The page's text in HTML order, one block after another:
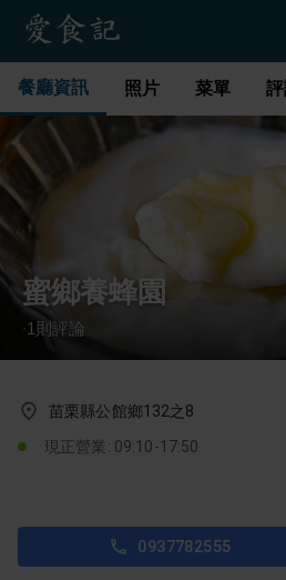
餐廳資訊 照片 菜單
蜜鄉養蜂園
·1 則評論
苗栗縣公館鄉132之8
現正營業: 09:10-17:50
0937782555